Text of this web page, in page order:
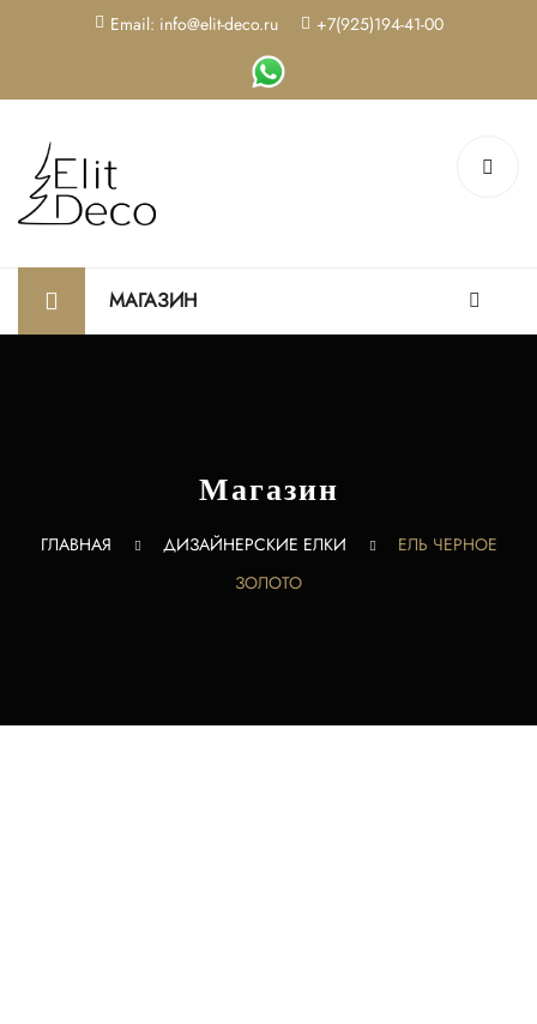
Email: info@elit-deco.ru +7(925)194-41-00
МАГАЗИН
Магазин
ГЛАВНАЯ ДИЗАЙНЕРСКИЕ ЕЛКИ
ЕЛЬ ЧЕРНОЕ
ЗОЛОТО